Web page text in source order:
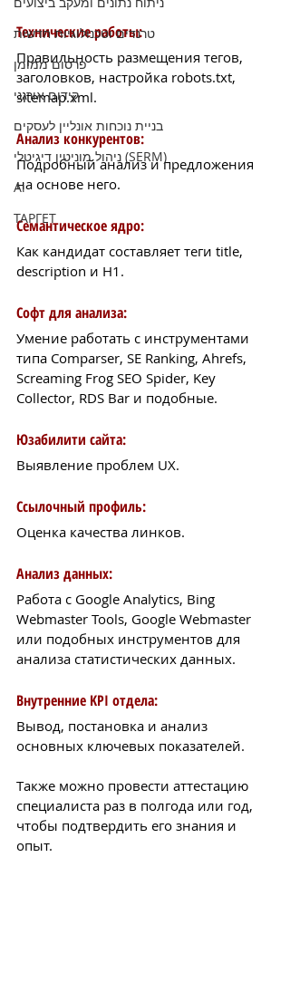
טרנדים וטכנולוגיות חדשות
פרסום ממומן
קידום אורגני
בניית נוכחות אונליין לעסקים
ניהול מוניטין דיגיטלי (SERM)
Ai
ТАРГЕТ
Технические работы:
Правильность размещения тегов,
заголовков, настройка robots.txt,
sitemap.xml.
Анализ конкурентов:
Подробный анализ и предложения
на основе него.
Семантическое ядро:
Как кандидат составляет теги title,
description и H1.
Софт для анализа:
Умение работать с инструментами
типа Comparser, SE Ranking, Ahrefs,
Screaming Frog SEO Spider, Key
Collector, RDS Bar и подобные.
Юзабилити сайта:
Выявление проблем UX.
Ссылочный профиль:
Оценка качества линков.
Анализ данных:
Работа с Google Analytics, Bing
Webmaster Tools, Google Webmaster
или подобных инструментов для
анализа статистических данных.
Внутренние KPI отдела:
Вывод, постановка и анализ
основных ключевых показателей.
Также можно провести аттестацию
специалиста раз в полгода или год,
чтобы подтвердить его знания и
опыт.